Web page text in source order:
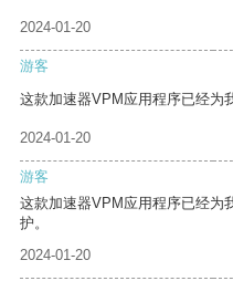
2024-01-20
游客
这款加速器VPM应用程序已经为
2024-01-20
游客
这款加速器VPM应用程序已经为
护。
2024-01-20